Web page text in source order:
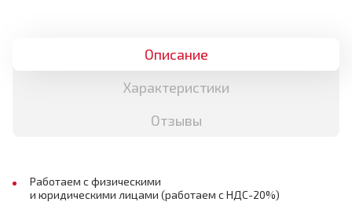
Описание
Характеристики
Отзывы
Работаем с физическими
и юридическими лицами (работаем с НДС-20%)